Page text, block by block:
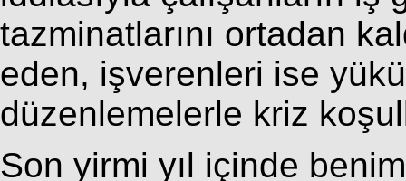
tazminatlarını ortadan
eden, işverenleri ise
düzenlemelerle kriz
Son yirmi yıl içinde